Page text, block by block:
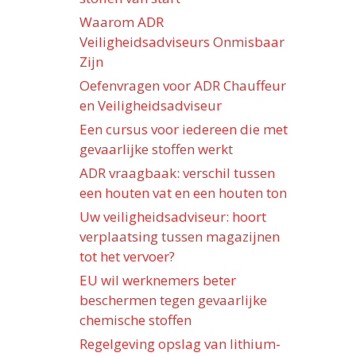
Waarom ADR
Veiligheidsadviseurs Onmisbaar
Zijn
Oefenvragen voor ADR Chauffeur
en Veiligheidsadviseur
Een cursus voor iedereen die met
gevaarlijke stoffen werkt
ADR vraagbaak: verschil tussen
een houten vat en een houten ton
Uw veiligheidsadviseur: hoort
verplaatsing tussen magazijnen
tot het vervoer?
EU wil werknemers beter
beschermen tegen gevaarlijke
chemische stoffen
Regelgeving opslag van lithium-